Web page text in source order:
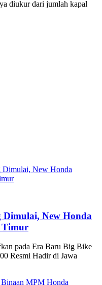
diukur dari jumlah kapal
New Honda
Timur
pada Era Baru Big Bike
Resmi Hadir di Jawa